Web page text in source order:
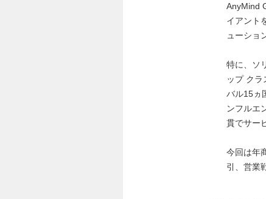
AnyMind
イアント
ューショ
特に、ソ
ップ ク
バル15ヵ
ンフルエ
貫でサー
今回は年
引、営業